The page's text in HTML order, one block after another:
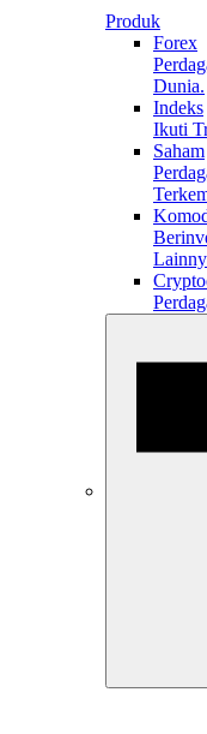
Produk
Forex
Dunia.
Indeks
Ikuti
Saham